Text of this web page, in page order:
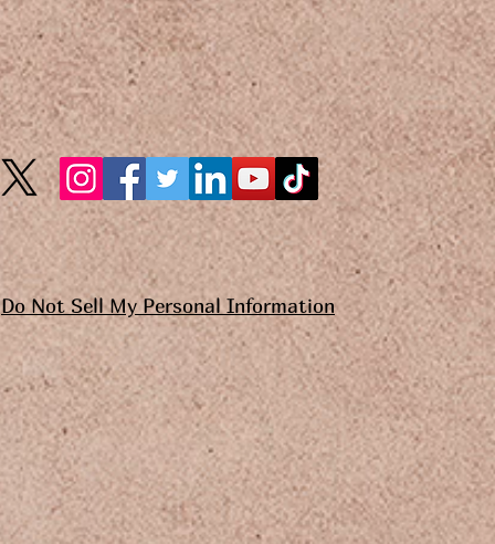
Do Not Sell My Personal Information